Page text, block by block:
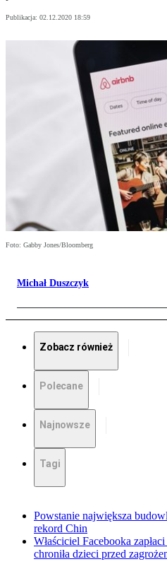
Publikacja: 02.12.2020 18:59
Foto: Gabby Jones/Bloomberg
Michał Duszczyk
Zobacz również
Polecane
Najnowsze
Tagi
Powstanie największa
rekord Chin
Właściciel Facebooka
chroniła dzieci przed